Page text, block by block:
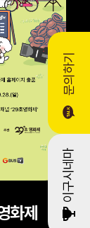
문의하기
이구시네마
화제